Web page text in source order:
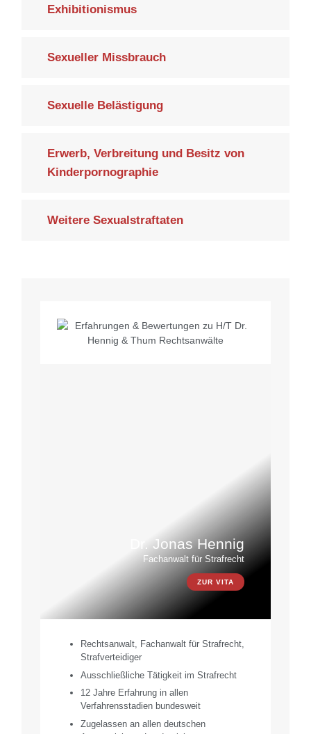
Exhibitionismus
Sexueller Missbrauch
Sexuelle Belästigung
Erwerb, Verbreitung und Besitz von
Kinderpornographie
Weitere Sexualstraftaten
Dr. Jonas Hennig
Fachanwalt für Strafrecht
ZUR VITA
Rechtsanwalt, Fachanwalt für Strafrecht,
Strafverteidiger
Ausschließliche Tätigkeit im Strafrecht
12 Jahre Erfahrung in allen
Verfahrensstadien bundesweit
Zugelassen an allen deutschen